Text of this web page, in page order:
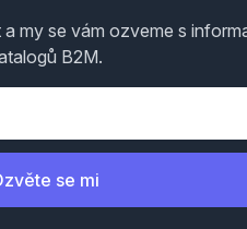
my se vám ozveme s
B2M.
se mi